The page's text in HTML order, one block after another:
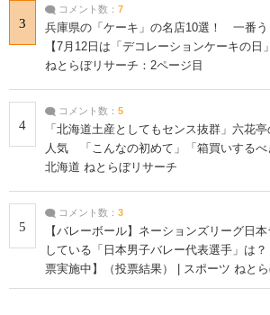
3
コメント数： 7
兵庫県の「ケーキ」の名店10選！ 一番う
【7月12日は「デコレーションケーキの日
ねとらぼリサーチ：2ページ目
4
コメント数： 5
「北海道土産としてもセンス抜群」六花
人気 「こんなの初めて」「箱買いするべ
北海道 ねとらぼリサーチ
5
コメント数： 3
【バレーボール】ネーションズリーグ日
している「日本男子バレー代表選手」は
票実施中】（投票結果） | スポーツ ねと